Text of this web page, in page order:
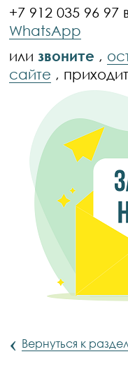
+7 912 035 96 97
WhatsApp
илизвоните ,
сайте ,
‹ Вернуться к